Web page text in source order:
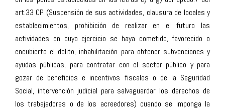
art.33 CP (Suspensión de sus actividades, clausura de locales y
establecimientos, prohibición de realizar en el futuro las
actividades en cuyo ejercicio se haya cometido, favorecido o
encubierto el delito, inhabilitación para obtener subvenciones y
ayudas públicas, para contratar con el sector público y para
gozar de beneficios e incentivos fiscales o de la Seguridad
Social, intervención judicial para salvaguardar los derechos de
los trabajadores o de los acreedores) cuando se imponga la